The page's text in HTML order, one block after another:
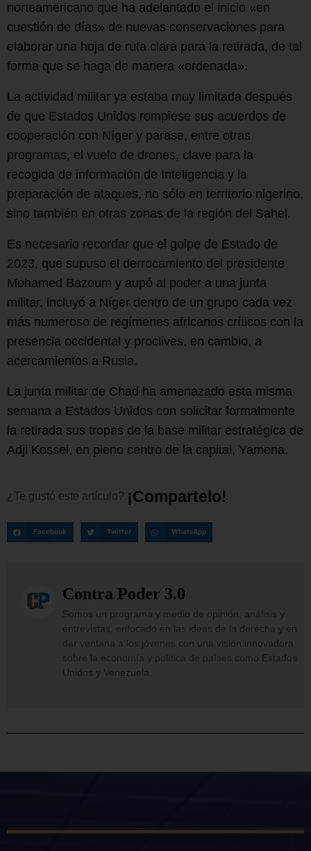
norteamericano que ha adelantado el inicio «en
cuestión de días» de nuevas conservaciones para
elaborar una hoja de ruta clara para la retirada, de tal
forma que se haga de manera «ordenada».
La actividad militar ya estaba muy limitada después
de que Estados Unidos rompiese sus acuerdos de
cooperación con Níger y parase, entre otras
programas, el vuelo de drones, clave para la
recogida de información de Inteligencia y la
preparación de ataques, no sólo en territorio nigerino,
sino también en otras zonas de la región del Sahel.
Es necesario recordar que el golpe de Estado de
2023, que supuso el derrocamiento del presidente
Mohamed Bazoum y aupó al poder a una junta
militar, incluyó a Níger dentro de un grupo cada vez
más numeroso de regímenes africanos críticos con la
presencia occidental y proclives, en cambio, a
acercamientos a Rusia.
La junta militar de Chad ha amenazado esta misma
semana a Estados Unidos con solicitar formalmente
la retirada sus tropas de la base militar estratégica de
Adji Kossei, en pleno centro de la capital, Yamena.
¿Te gustó este artículo? ¡Compartelo!
Facebook Twitter WhatsApp
Contra Poder 3.0
Somos un programa y medio de opinión, análisis y
entrevistas, enfocado en las ideas de la derecha y en
dar ventana a los jóvenes con una visión innovadora
sobre la economía y política de países como Estados
Unidos y Venezuela.